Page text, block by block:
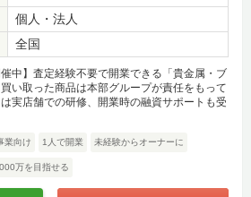
個人・法人
全国
催中】査定経験不要で開業できる「貴金属・ブ
い取った商品は本部グループが責任をもって
実店舗での研修、開業時の融資サポートも受
業向け 1人で開業 未経験からオーナーに
万を目指せる